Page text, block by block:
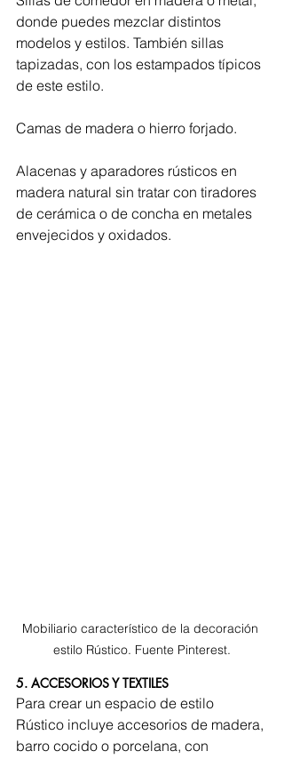
donde puedes mezclar distintos
modelos y estilos. También sillas
tapizadas, con los estampados típicos
de este estilo.
Camas de madera o hierro forjado.
Alacenas y aparadores rústicos en
madera natural sin tratar con tiradores
de cerámica o de concha en metales
envejecidos y oxidados.
Mobiliario característico de la decoración
estilo Rústico. Fuente Pinterest.
5. ACCESORIOS Y TEXTILES
Para crear un espacio de estilo
Rústico incluye accesorios de madera,
barro cocido o porcelana, con